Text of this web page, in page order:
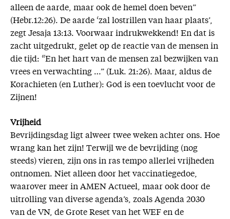
alleen de aarde, maar ook de hemel doen beven”
(Hebr.12:26). De aarde ‘zal lostrillen van haar plaats’,
zegt Jesaja 13:13. Voorwaar indrukwekkend! En dat is
zacht uitgedrukt, gelet op de reactie van de mensen in
die tijd: “En het hart van de mensen zal bezwijken van
vrees en verwachting …” (Luk. 21:26). Maar, aldus de
Korachieten (en Luther): God is een toevlucht voor de
Zijnen!
Vrijheid
Bevrijdingsdag ligt alweer twee weken achter ons. Hoe
wrang kan het zijn! Terwijl we de bevrijding (nog
steeds) vieren, zijn ons in ras tempo allerlei vrijheden
ontnomen. Niet alleen door het vaccinatiegedoe,
waarover meer in AMEN Actueel, maar ook door de
uitrolling van diverse agenda’s, zoals Agenda 2030
van de VN, de Grote Reset van het WEF en de